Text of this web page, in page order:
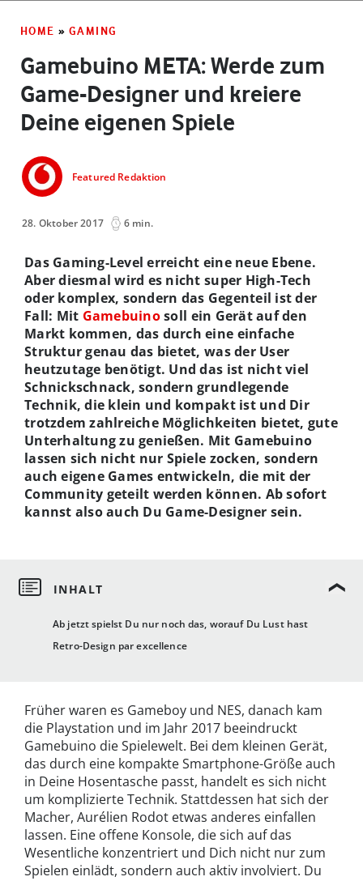
HOME » GAMING
Gamebuino META: Werde zum
Game-Designer und kreiere
Deine eigenen Spiele
Featured Redaktion
28. Oktober 2017 6 min.
Ab jetzt spielst Du nur noch das, worauf Du Lust hast
Retro-Design par excellence
Das Gaming-Level erreicht eine neue Ebene.
Aber diesmal wird es nicht super High-Tech
oder komplex, sondern das Gegenteil ist der
Fall: Mit Gamebuinosoll ein Gerät auf den
Markt kommen, das durch eine einfache
Struktur genau das bietet, was der User
heutzutage benötigt. Und das ist nicht viel
Schnickschnack, sondern grundlegende
Technik, die klein und kompakt ist und Dir
trotzdem zahlreiche Möglichkeiten bietet, gute
Unterhaltung zu genießen. Mit Gamebuino
lassen sich nicht nur Spiele zocken, sondern
auch eigene Games entwickeln, die mit der
Community geteilt werden können. Ab sofort
kannst also auch Du Game-Designer sein.
Früher waren es Gameboy und NES, danach kam
die Playstation und im Jahr 2017 beeindruckt
Gamebuino die Spielewelt. Bei dem kleinen Gerät,
das durch eine kompakte Smartphone-Größe auch
in Deine Hosentasche passt, handelt es sich nicht
um komplizierte Technik. Stattdessen hat sich der
Macher, Aurélien Rodot etwas anderes einfallen
lassen. Eine offene Konsole, die sich auf das
Wesentliche konzentriert und Dich nicht nur zum
Spielen einlädt, sondern auch aktiv involviert. Du